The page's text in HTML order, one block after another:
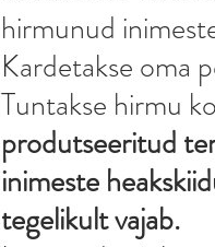
hirmunud
Kardetakse oma
Tuntakse hirmu
produtseeritud
inimeste
tegelikult vajab.